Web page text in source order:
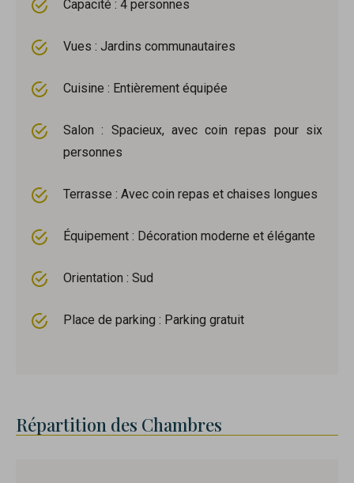
Capacité : 4 personnes
Vues : Jardins communautaires
Cuisine : Entièrement équipée
Salon : Spacieux, avec coin repas pour six
personnes
Terrasse : Avec coin repas et chaises longues
Équipement : Décoration moderne et élégante
Orientation : Sud
Place de parking : Parking gratuit
Répartition des Chambres